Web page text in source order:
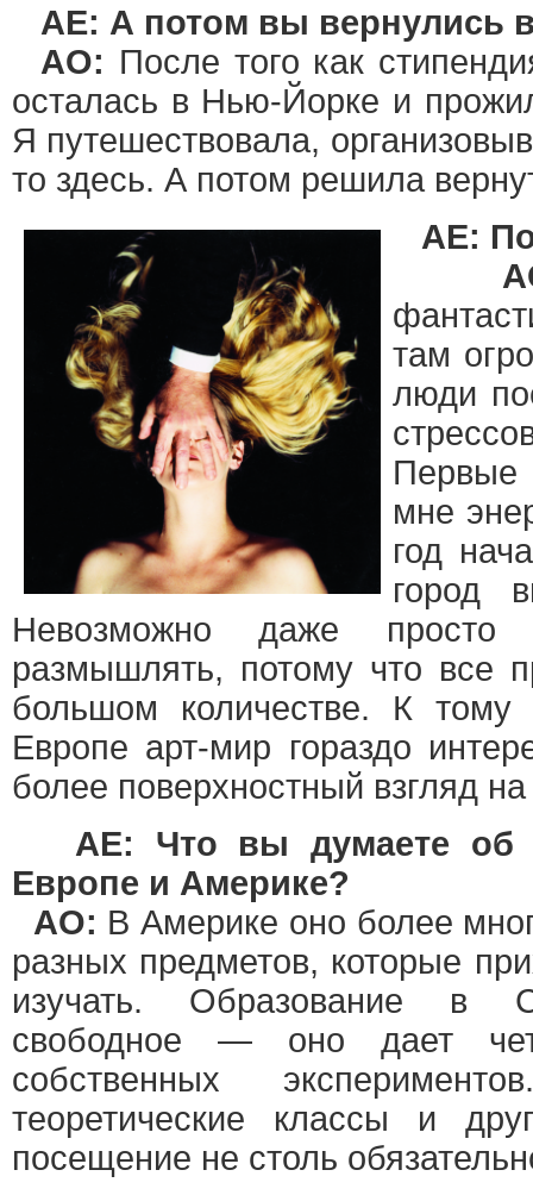
AE: А потом вы вернулись
АО: После того как
осталась в Нью-Йорке и
Я путешествовала,
то здесь. А потом решила
AE:
там
люди
мне
год
город
Невозможно даже просто
размышлять, потому что все
большом количестве. К
Европе арт-мир гораздо
более поверхностный взгляд на
AE: Что вы думаете об
Европе и Америке?
АО: В Америке оно более
разных предметов, которые
изучать. Образование в
свободное — оно дает
собственных
теоретические классы и
посещение не столь